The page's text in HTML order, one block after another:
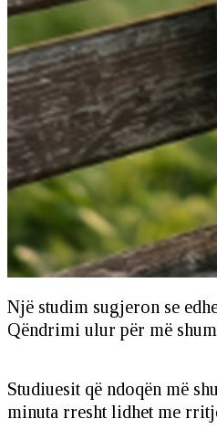
Një studim sugjeron se
Qëndrimi ulur për më
Studiuesit që ndoqën më
minuta rresht lidhet me